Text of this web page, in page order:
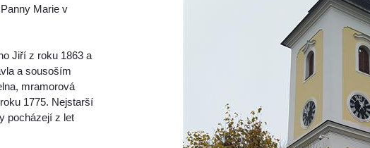
Marie v
Jiří z roku 1863 a
a sousoším
mramorová
1775. Nejstarší
pocházejí z let